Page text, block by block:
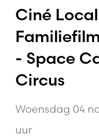
Ciné
- Space
Circus
Woensdag 04
uur